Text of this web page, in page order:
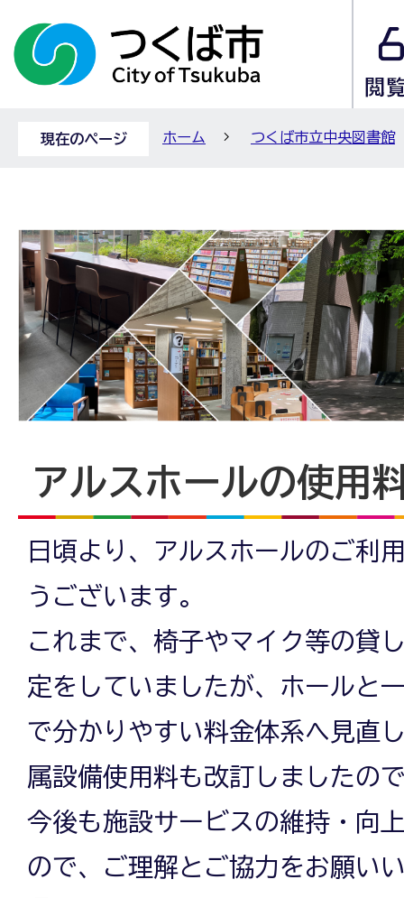
現在のページ ホーム つくば市立中央図書館
【令
和
8
年
10
月
1
日
アルスホールの使用
日頃より、アルスホールのご利
うございます。
これまで、椅子やマイク等の貸
定をしていましたが、ホールと
で分かりやすい料金体系へ見直
属設備使用料も改訂しましたの
今後も施設サービスの維持・向
ので、ご理解とご協力をお願い